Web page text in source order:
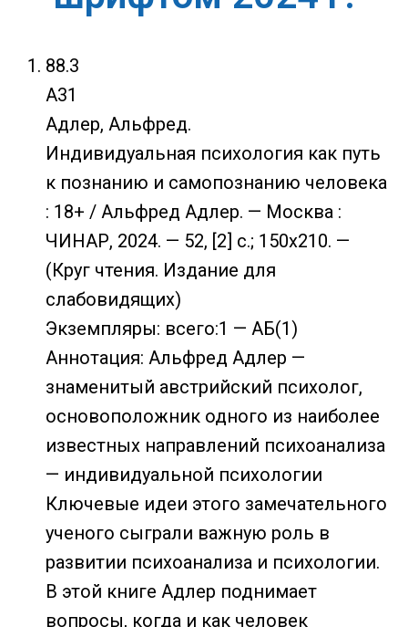
88.3
А31
Адлер, Альфред.
Индивидуальная психология как путь
к познанию и самопознанию человека
: 18+ / Альфред Адлер. — Москва :
ЧИНАР, 2024. — 52, [2] с.; 150х210. —
(Круг чтения. Издание для
слабовидящих)
Экземпляры: всего:1 — АБ(1)
Аннотация: Альфред Адлер —
знаменитый австрийский психолог,
основоположник одного из наиболее
известных направлений психоанализа
— индивидуальной психологии
Ключевые идеи этого замечательного
ученого сыграли важную роль в
развитии психоанализа и психологии.
В этой книге Адлер поднимает
вопросы, когда и как человек